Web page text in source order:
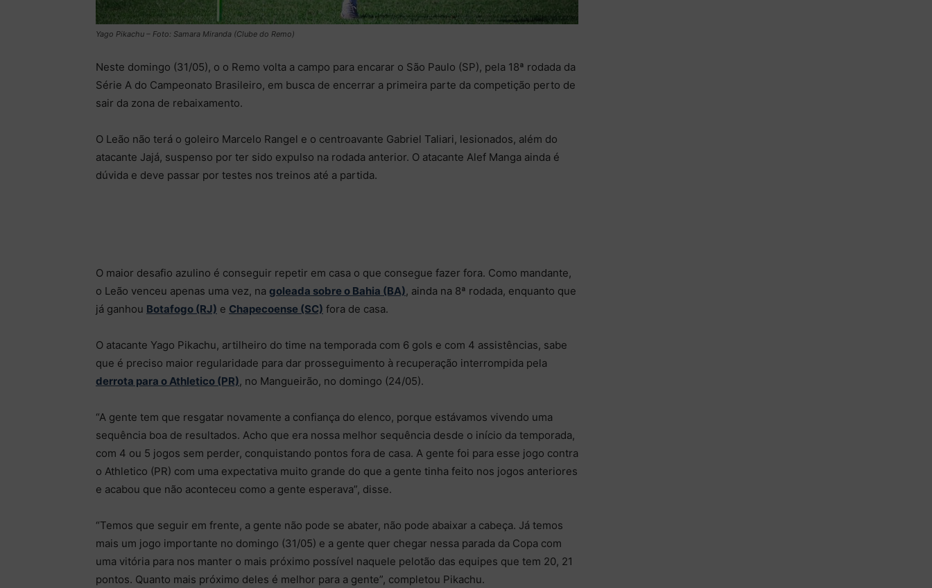
Yago Pikachu – Foto: Samara Miranda (Clube do Remo)
Neste domingo (31/05), o o Remo volta a campo para encarar o São Paulo (SP), pela 18ª rodada da
Série A do Campeonato Brasileiro, em busca de encerrar a primeira parte da competição perto de
sair da zona de rebaixamento.
O Leão não terá o goleiro Marcelo Rangel e o centroavante Gabriel Taliari, lesionados, além do
atacante Jajá, suspenso por ter sido expulso na rodada anterior. O atacante Alef Manga ainda é
dúvida e deve passar por testes nos treinos até a partida.
O maior desafio azulino é conseguir repetir em casa o que consegue fazer fora. Como mandante,
o Leão venceu apenas uma vez, na goleada sobre o Bahia (BA), ainda na 8ª rodada, enquanto que
já ganhou Botafogo (RJ) e Chapecoense (SC) fora de casa.
O atacante Yago Pikachu, artilheiro do time na temporada com 6 gols e com 4 assistências, sabe
que é preciso maior regularidade para dar prosseguimento à recuperação interrompida pela
derrota para o Athletico (PR), no Mangueirão, no domingo (24/05).
“A gente tem que resgatar novamente a confiança do elenco, porque estávamos vivendo uma
sequência boa de resultados. Acho que era nossa melhor sequência desde o início da temporada,
com 4 ou 5 jogos sem perder, conquistando pontos fora de casa. A gente foi para esse jogo contra
o Athletico (PR) com uma expectativa muito grande do que a gente tinha feito nos jogos anteriores
e acabou que não aconteceu como a gente esperava”, disse.
“Temos que seguir em frente, a gente não pode se abater, não pode abaixar a cabeça. Já temos
mais um jogo importante no domingo (31/05) e a gente quer chegar nessa parada da Copa com
uma vitória para nos manter o mais próximo possível naquele pelotão das equipes que tem 20, 21
pontos. Quanto mais próximo deles é melhor para a gente”, completou Pikachu.